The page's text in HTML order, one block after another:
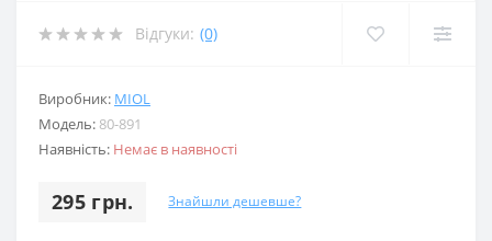
Відгуки: (0)
Виробник: MIOL
Модель: 80-891
Наявність: Немає в наявності
295 грн. Знайшли дешевше?